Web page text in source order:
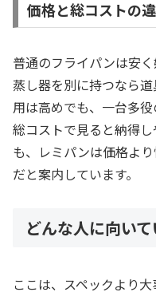
価格と総コストの
普通のフライパンは安
蒸し器を別に持つなら
用は高めでも、一台多
総コストで見ると納得
も、レミパンは価格よ
だと案内しています。
どんな人に向い
ここは、スペックより